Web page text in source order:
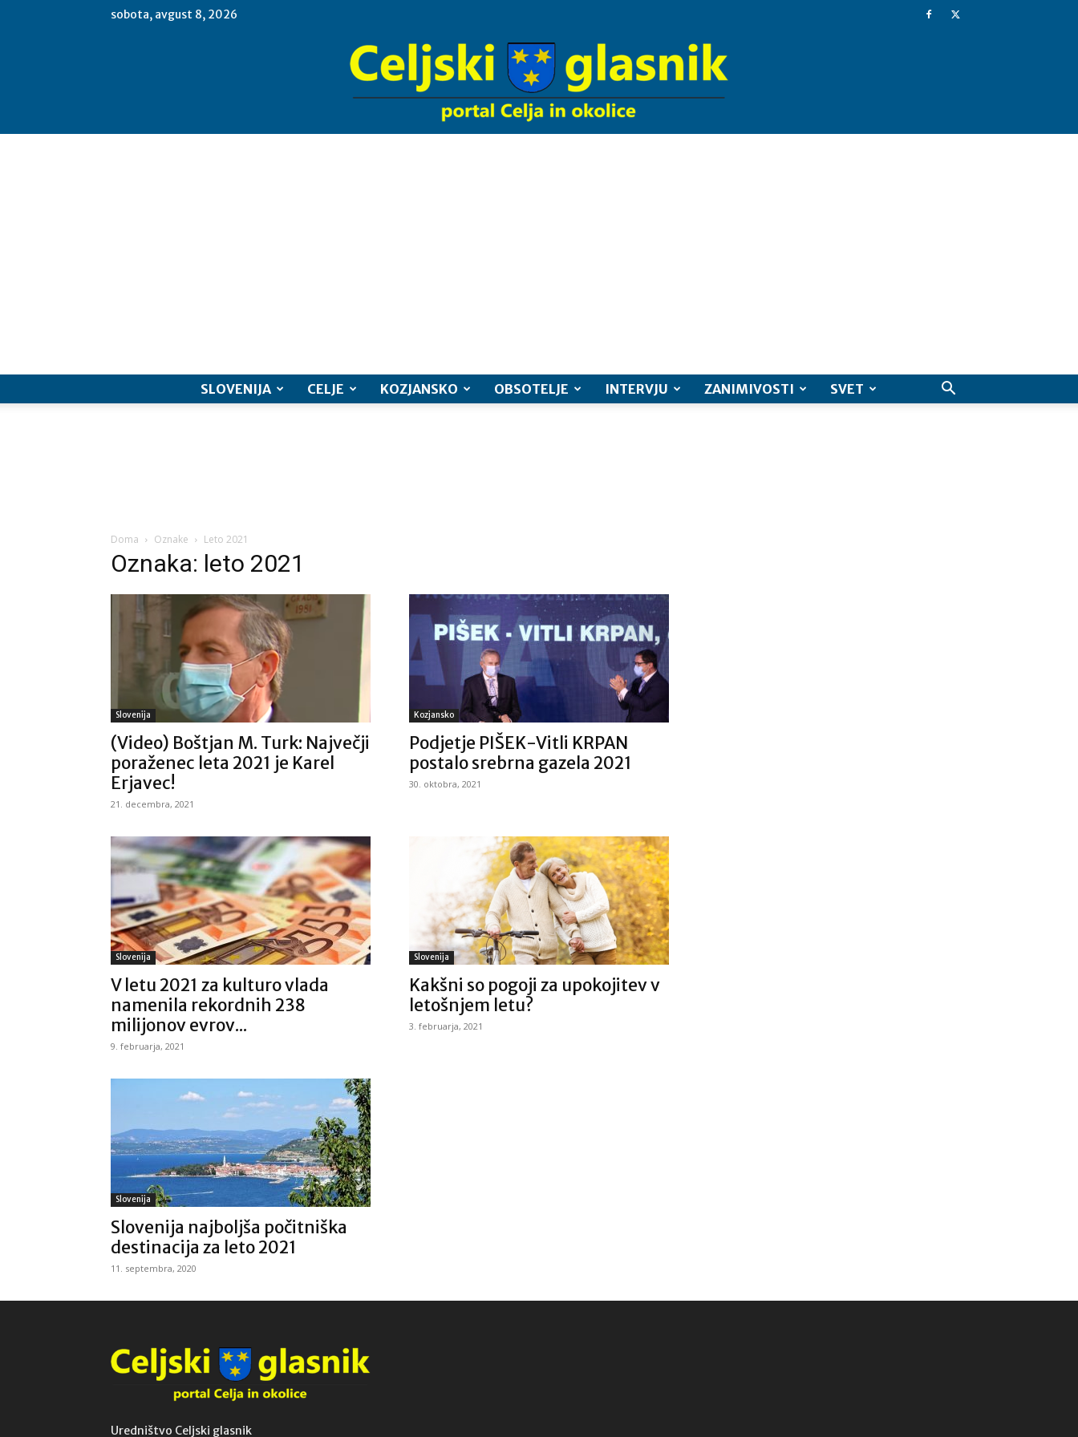
sobota, avgust 8, 2026
SLOVENIJA CELJE KOZJANSKO OBSOTELJE INTERVJU ZANIMIVOSTI SVET
Doma Oznake Leto 2021
Oznaka: leto 2021
Slovenija
(Video) Boštjan M. Turk: Največji
poraženec leta 2021 je Karel
Erjavec!
21. decembra, 2021
Kozjansko
Podjetje PIŠEK-Vitli KRPAN
postalo srebrna gazela 2021
30. oktobra, 2021
Slovenija
V letu 2021 za kulturo vlada
namenila rekordnih 238
milijonov evrov...
9. februarja, 2021
Slovenija
Kakšni so pogoji za upokojitev v
letošnjem letu?
3. februarja, 2021
Slovenija
Slovenija najboljša počitniška
destinacija za leto 2021
11. septembra, 2020
Uredništvo Celjski glasnik